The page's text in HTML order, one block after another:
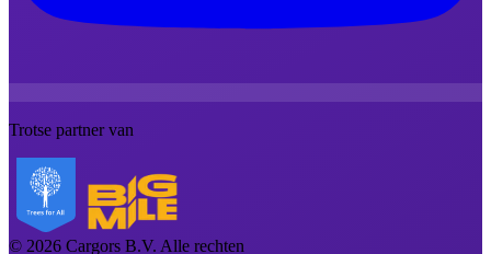
Trotse partner van
© 2026 Cargors B.V. Alle rechten